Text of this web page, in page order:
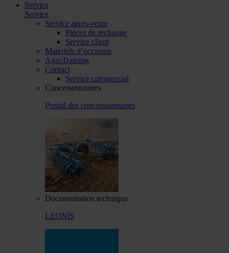
Service
Service
Service après-vente
Pièces de rechange
Service client
Matériels d’occasion
AgroTraining
Contact
Service commercial
Concessionnaires
Portail des concessionnaires
Documentation technique
LEONIS